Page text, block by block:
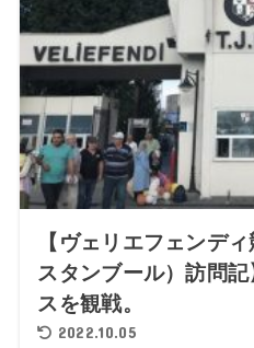
【ヴェリエフェンデ
スタンブール）訪問
スを観戦。
2022.10.05